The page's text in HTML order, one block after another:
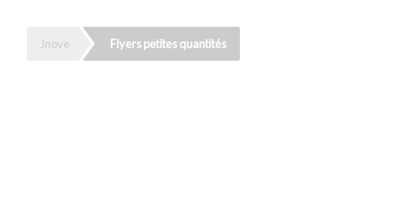
Jnove Flyers petites quantités